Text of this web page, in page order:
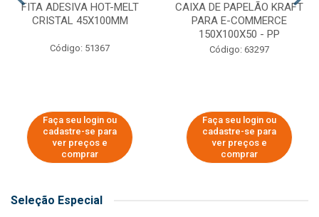
FITA ADESIVA HOT-MELT
CRISTAL 45X100MM
Código: 51367
Faça seu login ou
cadastre-se para
ver preços e
comprar
CAIXA DE PAPELÃO KRAFT
PARA E-COMMERCE
150X100X50 - PP
Código: 63297
Faça seu login ou
cadastre-se para
ver preços e
comprar
Seleção Especial